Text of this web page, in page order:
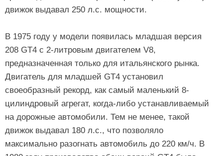
движок выдавал 250 л.с. мощности.
В 1975 году у модели появилась младшая версия
208 GT4 с 2-литровым двигателем V8,
предназначенная только для итальянского рынка.
Двигатель для младшей GT4 установил
своеобразный рекорд, как самый маленький 8-
цилиндровый агрегат, когда-либо устанавливаемый
на дорожные автомобили. Тем не менее, такой
движок выдавал 180 л.с., что позволяло
максимально разогнать автомобиль до 220 км/ч. В